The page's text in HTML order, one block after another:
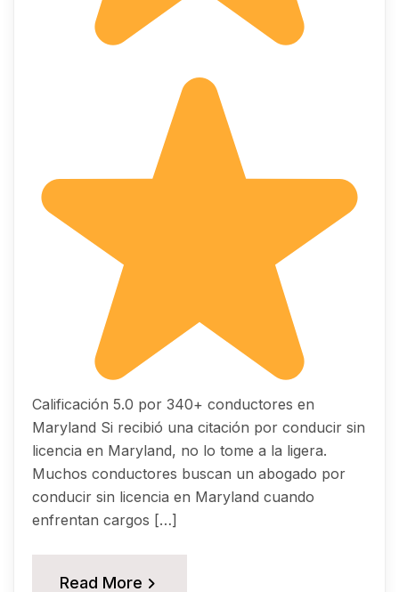
Calificación 5.0 por 340+ conductores en
Maryland Si recibió una citación por conducir sin
licencia en Maryland, no lo tome a la ligera.
Muchos conductores buscan un abogado por
conducir sin licencia en Maryland cuando
enfrentan cargos […]
Read More